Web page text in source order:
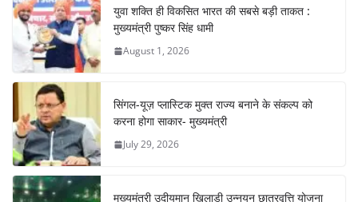
युवा शक्ति ही विकसित भारत की सबसे बड़ी ताकत :
मुख्यमंत्री पुष्कर सिंह धामी
August 1, 2026
सिंगल-यूज़ प्लास्टिक मुक्त राज्य बनाने के संकल्प को
करना होगा साकार- मुख्यमंत्री
July 29, 2026
मुख्यमंत्री उदीयमान खिलाड़ी उन्नयन छात्रवृत्ति योजना